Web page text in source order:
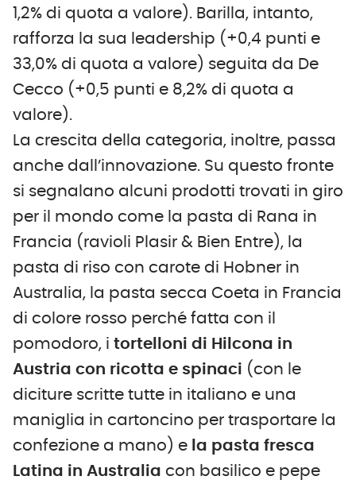
1,2% di quota a valore). Barilla, intanto,
rafforza la sua leadership (+0,4 punti e
33,0% di quota a valore) seguita da De
Cecco (+0,5 punti e 8,2% di quota a
valore).
La crescita della categoria, inoltre, passa
anche dall’innovazione. Su questo fronte
si segnalano alcuni prodotti trovati in giro
per il mondo come la pasta di Rana in
Francia (ravioli Plasir & Bien Entre), la
pasta di riso con carote di Hobner in
Australia, la pasta secca Coeta in Francia
di colore rosso perché fatta con il
pomodoro, i tortelloni di Hilcona in
Austria con ricotta e spinaci (con le
diciture scritte tutte in italiano e una
maniglia in cartoncino per trasportare la
confezione a mano) e la pasta fresca
Latina in Australia con basilico e pepe